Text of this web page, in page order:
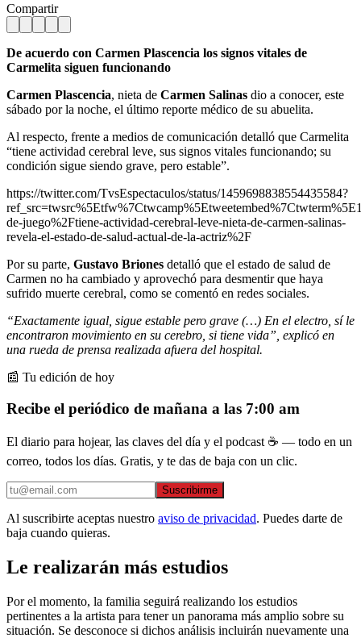
Compartir
De acuerdo con Carmen Plascencia los signos vitales de
Carmelita siguen funcionando
Carmen Plascencia, nieta de Carmen Salinas dio a conocer, este
sábado por la noche, el último reporte médico de su abuelita.
Al respecto, frente a medios de comunicación detalló que Carmelita
“tiene actividad cerebral leve, sus signos vitales funcionando; su
condición sigue siendo grave, pero estable”.
https://twitter.com/TvsEspectaculos/status/1459698838554435584?
de-juego%2Ftiene-actividad-cerebral-leve-nieta-de-carmen-salinas-
revela-el-estado-de-salud-actual-de-la-actriz%2F
Por su parte, Gustavo Briones detalló que el estado de salud de
Carmen no ha cambiado y aprovechó para desmentir que haya
sufrido muerte cerebral, como se comentó en redes sociales.
“Exactamente igual, sigue estable pero grave (…) En el electro, sí le
encontraron movimiento en su cerebro, si tiene vida”, explicó en
una rueda de prensa realizada afuera del hospital.
📰 Tu edición de hoy
Recibe el periódico de mañana a las 7:00 am
El diario para hojear, las claves del día y el podcast ☕ — todo en un
correo, todos los días. Gratis, y te das de baja con un clic.
Suscribirme
Al suscribirte aceptas nuestro aviso de privacidad. Puedes darte de
baja cuando quieras.
Le realizarán más estudios
Por el momento, la familia seguirá realizando los estudios
pertinentes a la artista para tener un panorama más amplio sobre su
situación. Se desconoce si dichos análisis incluirán nuevamente una